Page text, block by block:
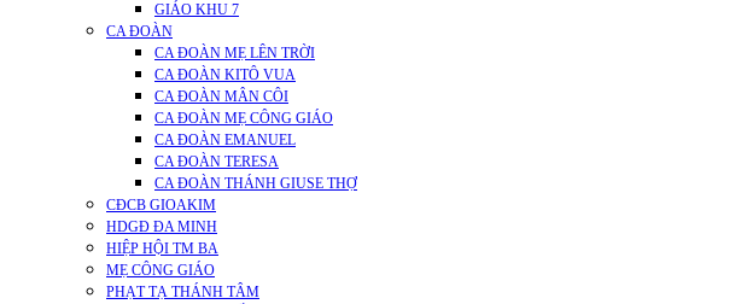
GIÁO KHU 7
CA ĐOÀN
CA ĐOÀN MẸ LÊN TRỜI
CA ĐOÀN KITÔ VUA
CA ĐOÀN MÂN CÔI
CA ĐOÀN MẸ CÔNG GIÁO
CA ĐOÀN EMANUEL
CA ĐOÀN TERESA
CA ĐOÀN THÁNH GIUSE THỢ
CĐCB GIOAKIM
HDGĐ ĐA MINH
HIỆP HỘI TM BA
MẸ CÔNG GIÁO
PHẠT TẠ THÁNH TÂM